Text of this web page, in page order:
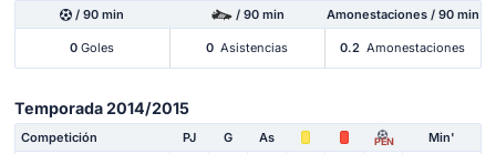
/ 90 min / 90 min Amonestaciones / 90 min
0 Goles 0 Asistencias 0.2 Amonestaciones
Temporada 2014/2015
Competición PJ G As PEN Min'